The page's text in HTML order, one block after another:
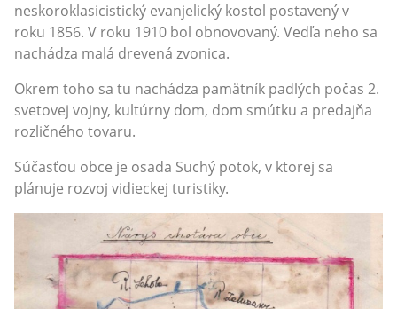
neskoroklasicistický evanjelický kostol postavený v
roku 1856. V roku 1910 bol obnovovaný. Vedľa neho sa
nachádza malá drevená zvonica.
Okrem toho sa tu nachádza pamätník padlých počas 2.
svetovej vojny, kultúrny dom, dom smútku a predajňa
rozličného tovaru.
Súčasťou obce je osada Suchý potok, v ktorej sa
plánuje rozvoj vidieckej turistiky.